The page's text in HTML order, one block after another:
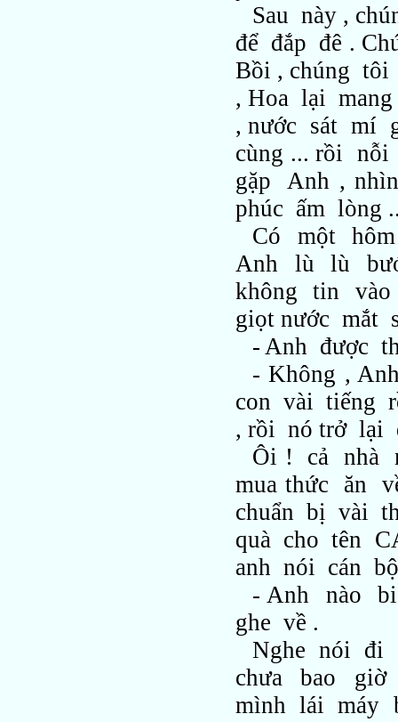
Sau này ,
để đắp đê .
Bồi , chúng
, Hoa lại
, nước sát mí
cùng ... rồi
gặp Anh ,
phúc ấm lòng
Có một
Anh lù lù
không tin
giọt nước mắt
- Anh được
- Không ,
con vài tiếng
, rồi nó trở lại
Ôi ! cả nhà
mua thức ăn
chuẩn bị vài
quà cho tên
anh nói cán
- Anh nào
ghe về .
Nghe nói đi
chưa bao
mình lái máy